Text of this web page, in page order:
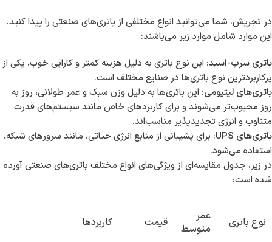
در تجریش، شما می‌توانید انواع مختلفی از باتری‌های صنعتی را پیدا کنید.
این موارد شامل موارد زیر می‌باشند:
باتری سرب-اسید: این نوع باتری به دلیل هزینه کمتر و کارایی خوب، یکی از
پرکاربردترین نوع باتری‌ها در صنایع مختلف است.
باتری‌های لیتیومی: این باتری‌ها به دلیل وزن سبک و عمر طولانی، روز به
روز محبوب‌تر می‌شوند و برای کاربردهای خاص مانند سیستم‌های قدرت
متناوب و انرژی تجدیدپذیر مناسب‌اند.
باتری‌های UPS
: برای پشیبانی از منابع انرژی حیاتی، مانند سرورهای شبکه،
استفاده می‌شود.
در زیر، جدول مقایسه‌ای از ویژگی‌های انواع مختلف باتری‌های صنعتی آورده
شده است:
نوع باتری
عمر
متوسط
قیمت کاربردها